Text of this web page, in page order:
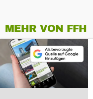
MEHR VON FFH